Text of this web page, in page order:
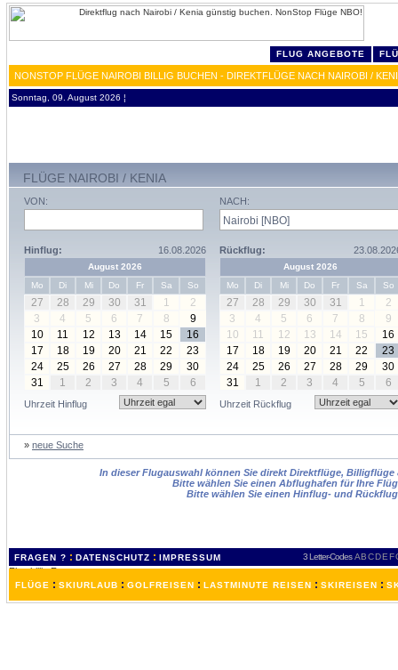
FLUG ANGEBOTE
NONSTOP FLÜGE NAIROBI BILLIG BUCHEN - DIREKTFLÜGE NACH NAIROBI /
Sonntag, 09. August 2026 ¦
FLÜGE NAIROBI / KENIA
VON:
Hinflug: 16.08.2026
August 2026
Mo
Di Mi Do Fr Sa So
27 28 29 30 31 1
2
3
4 5 6 7 8
9
10
11 12 13 14 15
16
17
18 19 20 21 22
23
24
25 26 27 28 29
30
31
1 2 3 4 5 6
Uhrzeit Hinflug
NACH:
Rückflug:
August 2026
Mo
Di Mi Do Fr Sa So
27 28 29 30 31 1
2
3
4 5 6 7 8
9
10
11 12 13 14 15
16
17
18 19 20 21 22
23
24
25 26 27 28 29
30
31
1 2 3 4 5 6
Uhrzeit Rückflug
» neue Suche
In dieser Flugauswahl können Sie direkt Direktflüge,
Bitte wählen Sie einen Abflughafen für Ihre
Bitte wählen Sie einen Hinflug- und
FRAGEN ? : DATENSCHUTZ : IMPRESSUM 3 Letter-Codes ABCDEF
FLÜGE : SKIURLAUB : GOLFREISEN : LASTMINUTE REISEN : SKIREISEN :